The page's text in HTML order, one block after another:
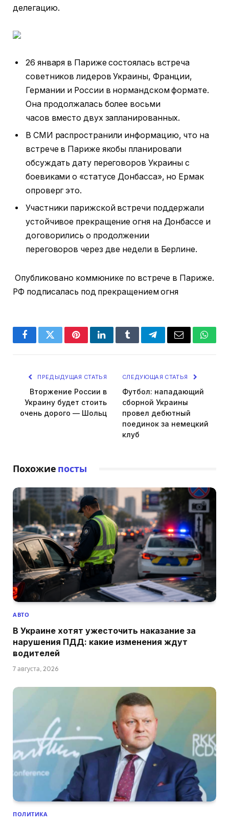
делегацию.
26 января в Париже состоялась встреча
советников лидеров Украины, Франции,
Германии и России в нормандском формате.
Она продолжалась более восьми
часов вместо двух запланированных.
В СМИ распространили информацию, что на
встрече в Париже якобы планировали
обсуждать дату переговоров Украины с
боевиками о «статусе Донбасса», но Ермак
опроверг это.
Участники парижской встречи поддержали
устойчивое прекращение огня на Донбассе и
договорились о продолжении
переговоров через две недели в Берлине.
Опубликовано коммюнике по встрече в Париже.
РФ подписалась под прекращением огня
FacebookTwitterPinterestLinkedInTumblrTelegramEmail
ПРЕДЫДУЩАЯ СТАТЬЯ
Вторжение России в
Украину будет стоить
очень дорого — Шольц
СЛЕДУЮЩАЯ СТАТЬЯ
Футбол: нападающий
сборной Украины
провел дебютный
поединок за немецкий
клуб
Похожие посты
АВТО
В Украине хотят ужесточить наказание за
нарушения ПДД: какие изменения ждут
водителей
7 августа, 2026
ПОЛИТИКА